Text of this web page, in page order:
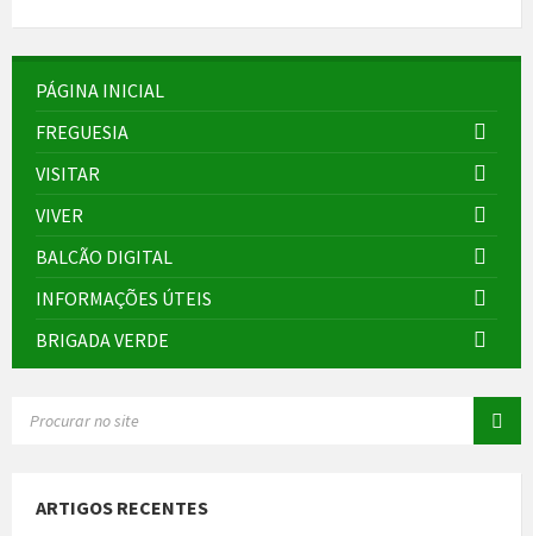
PÁGINA INICIAL
FREGUESIA
VISITAR
VIVER
BALCÃO DIGITAL
INFORMAÇÕES ÚTEIS
BRIGADA VERDE
ARTIGOS RECENTES